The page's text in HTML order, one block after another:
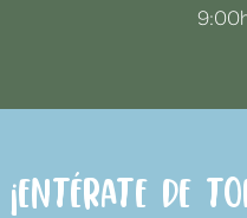
¡Entérate de